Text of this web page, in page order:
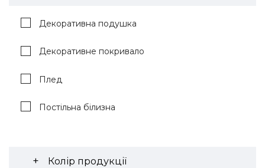
Декоративна подушка
Декоративне покривало
Плед
Постільна білизна
Колір продукції